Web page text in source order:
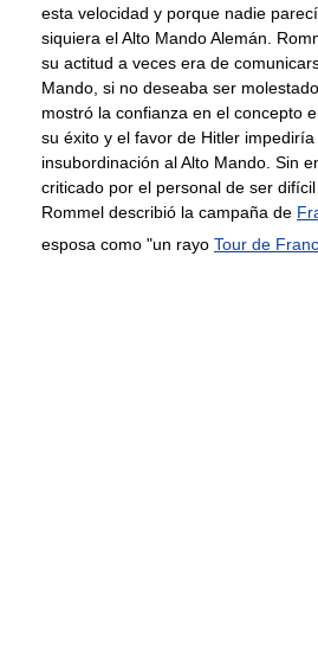
esta velocidad y porque nadie
siquiera el Alto Mando Alemán.
su actitud a veces era de
Mando, si no deseaba ser
mostró la confianza en el concepto
su éxito y el favor de Hitler
insubordinación al Alto Mando. Sin
criticado por el personal de ser
Rommel describió la campaña de
esposa como "un rayo Tour de